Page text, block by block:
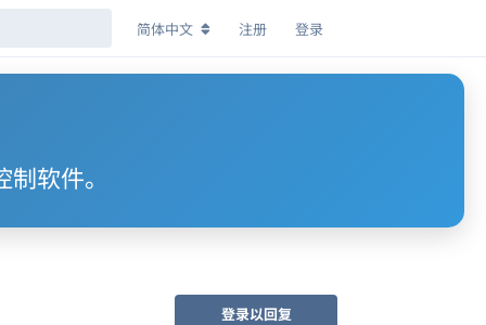
简体中文 注册 登录
软件。
登录以回复